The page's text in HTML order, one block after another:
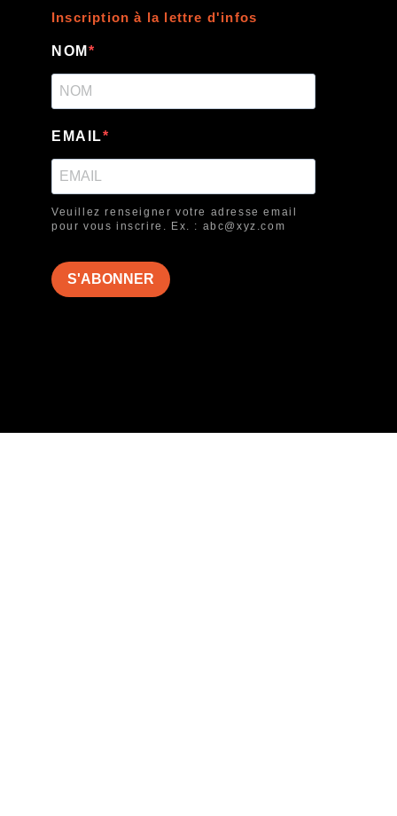
Inscription à la lettre d'infos
NOM
EMAIL
Veuillez renseigner votre adresse email
pour vous inscrire. Ex. : abc@xyz.com
S'ABONNER